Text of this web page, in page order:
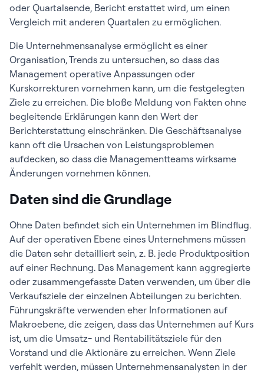
oder Quartalsende, Bericht erstattet wird, um einen
Vergleich mit anderen Quartalen zu ermöglichen.
Die Unternehmensanalyse ermöglicht es einer
Organisation, Trends zu untersuchen, so dass das
Management operative Anpassungen oder
Kurskorrekturen vornehmen kann, um die festgelegten
Ziele zu erreichen. Die bloße Meldung von Fakten ohne
begleitende Erklärungen kann den Wert der
Berichterstattung einschränken. Die Geschäftsanalyse
kann oft die Ursachen von Leistungsproblemen
aufdecken, so dass die Managementteams wirksame
Änderungen vornehmen können.
Daten sind die Grundlage
Ohne Daten befindet sich ein Unternehmen im Blindflug.
Auf der operativen Ebene eines Unternehmens müssen
die Daten sehr detailliert sein, z. B. jede Produktposition
auf einer Rechnung. Das Management kann aggregierte
oder zusammengefasste Daten verwenden, um über die
Verkaufsziele der einzelnen Abteilungen zu berichten.
Führungskräfte verwenden eher Informationen auf
Makroebene, die zeigen, dass das Unternehmen auf Kurs
ist, um die Umsatz- und Rentabilitätsziele für den
Vorstand und die Aktionäre zu erreichen. Wenn Ziele
verfehlt werden, müssen Unternehmensanalysten in der